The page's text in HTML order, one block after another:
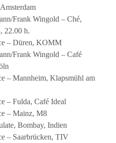
Frank Wingold – Ché,
22.00 h.
– Düren, KOMM
Frank Wingold – Café
– Mannheim, Klapsmühl am
– Fulda, Café Ideal
– Mainz, M8
Bombay, Indien
– Saarbrücken, TIV